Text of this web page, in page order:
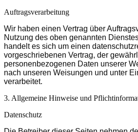
Auftragsverarbeitung
Wir haben einen Vertrag über
Nutzung des oben genannten
handelt es sich um einen
vorgeschriebenen Vertrag, der
personenbezogenen Daten unserer
nach unseren Weisungen und unter
verarbeitet.
3. Allgemeine Hinweise und
Datenschutz